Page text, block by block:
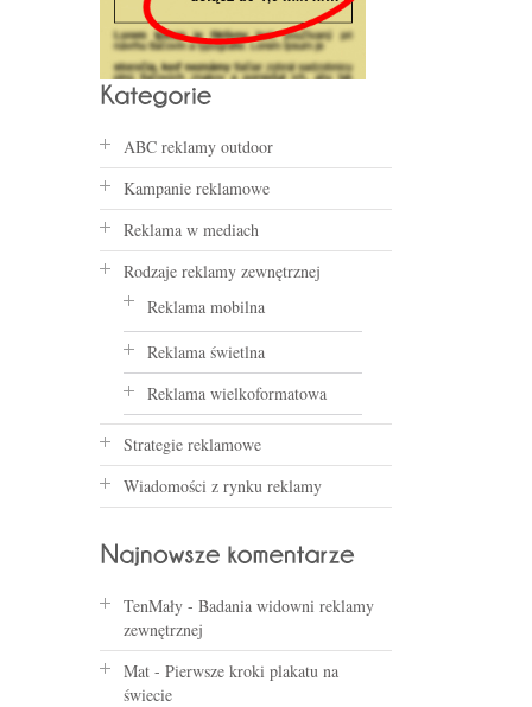
ABC reklamy outdoor
Kampanie reklamowe
Reklama w mediach
Rodzaje reklamy zewnętrznej
Reklama mobilna
Reklama świetlna
Reklama wielkoformatowa
Strategie reklamowe
Wiadomości z rynku reklamy
TenMały - Badania widowni reklamy
zewnętrznej
Mat - Pierwsze kroki plakatu na
świecie